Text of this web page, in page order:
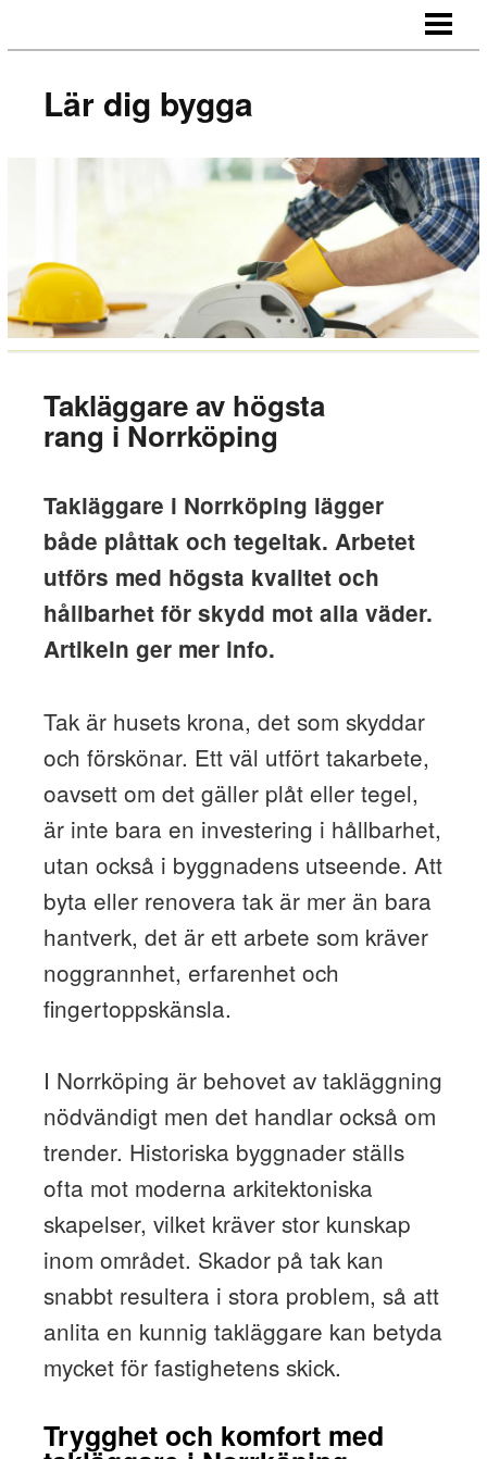
BYGG EGEN SÄNGGAVEL
BYGGA BORD AV LASTPALLAR
Lär dig bygga
Takläggare av högsta
rang i Norrköping
Takläggare i Norrköping lägger
både plåttak och tegeltak. Arbetet
utförs med högsta kvalitet och
hållbarhet för skydd mot alla väder.
Artikeln ger mer info.
Tak är husets krona, det som skyddar
och förskönar. Ett väl utfört takarbete,
oavsett om det gäller plåt eller tegel,
är inte bara en investering i hållbarhet,
utan också i byggnadens utseende. Att
byta eller renovera tak är mer än bara
hantverk, det är ett arbete som kräver
noggrannhet, erfarenhet och
fingertoppskänsla.
I Norrköping är behovet av takläggning
nödvändigt men det handlar också om
trender. Historiska byggnader ställs
ofta mot moderna arkitektoniska
skapelser, vilket kräver stor kunskap
inom området. Skador på tak kan
snabbt resultera i stora problem, så att
anlita en kunnig takläggare kan betyda
mycket för fastighetens skick.
Trygghet och komfort med